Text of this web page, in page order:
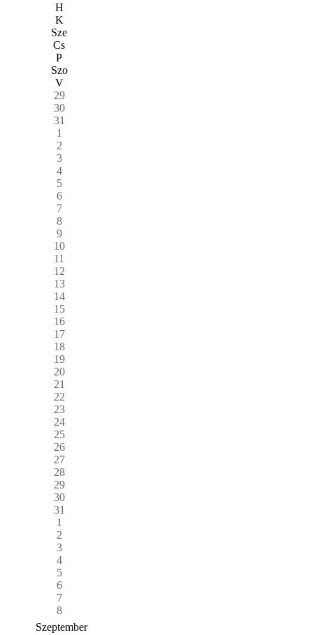
H
K
Sze
Cs
P
Szo
V
29
30
31
1
2
3
4
5
6
7
8
9
10
11
12
13
14
15
16
17
18
19
20
21
22
23
24
25
26
27
28
29
30
31
1
2
3
4
5
6
7
8
Szeptember